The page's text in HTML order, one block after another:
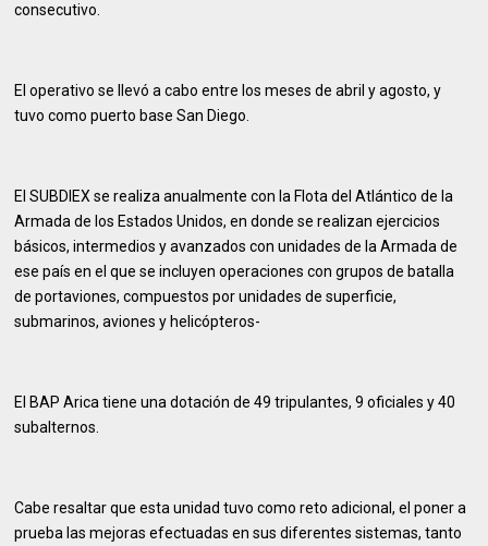
consecutivo.
El operativo se llevó a cabo entre los meses de abril y agosto, y
tuvo como puerto base San Diego.
El SUBDIEX se realiza anualmente con la Flota del Atlántico de la
Armada de los Estados Unidos, en donde se realizan ejercicios
básicos, intermedios y avanzados con unidades de la Armada de
ese país en el que se incluyen operaciones con grupos de batalla
de portaviones, compuestos por unidades de superficie,
submarinos, aviones y helicópteros-
El BAP Arica tiene una dotación de 49 tripulantes, 9 oficiales y 40
subalternos.
Cabe resaltar que esta unidad tuvo como reto adicional, el poner a
prueba las mejoras efectuadas en sus diferentes sistemas, tanto